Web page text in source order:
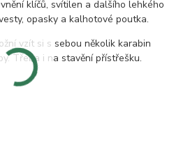
klíčů, svítilen a dalšího lehkého
opasky a kalhotové poutka.
vzít si s sebou několik karabin
Třeba i na stavění přístřešku.